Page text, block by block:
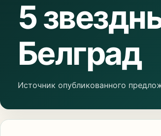
5
Белград
Источник опубликованного